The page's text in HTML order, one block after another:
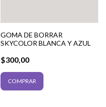
GOMA DE BORRAR
SKYCOLOR BLANCA Y AZUL
$300,00